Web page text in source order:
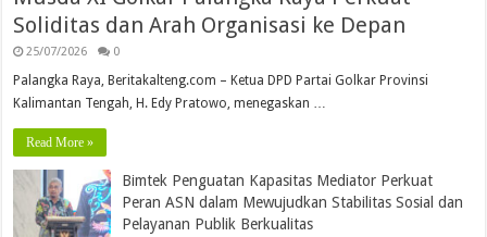
Soliditas dan Arah Organisasi ke Depan
25/07/2026 0
Palangka Raya, Beritakalteng.com – Ketua DPD Partai Golkar Provinsi
Kalimantan Tengah, H. Edy Pratowo, menegaskan …
Read More »
Bimtek Penguatan Kapasitas Mediator Perkuat
Peran ASN dalam Mewujudkan Stabilitas Sosial dan
Pelayanan Publik Berkualitas